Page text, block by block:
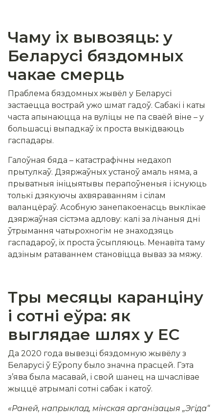
Чаму іх вывозяць: у
Беларусі бяздомных
чакае смерць
Праблема бяздомных жывёл у Беларусі
застаецца вострай ужо шмат гадоў. Сабакі і каты
часта апынаюцца на вуліцы не па сваёй віне – у
большасці выпадкаў іх проста выкідваюць
гаспадары.
Галоўная бяда – катастрафічны недахоп
прытулкаў. Дзяржаўных устаноў амаль няма, а
прыватныя ініцыятывы перапоўненыя і існуюць
толькі дзякуючы ахвяраванням і сілам
валанцёраў. Асобную занепакоенасць выклікае
дзяржаўная сістэма адлову: калі за лічаныя дні
ўтрымання чатырохногім не знаходзяць
гаспадароў, іх проста ўсыпляюць. Менавіта таму
адзіным ратаваннем становіцца вываз за мяжу.
Тры месяцы каранціну
і сотні еўра: як
выглядае шлях у ЕС
Да 2020 года вывезці бяздомную жывёлу з
Беларусі ў Еўропу было значна прасцей. Гэта
з’ява была масавай, і свой шанец на шчаслівае
жыццё атрымалі сотні сабак і катоў.
«Раней, напрыклад, мінская арганізацыя „Эгіда“